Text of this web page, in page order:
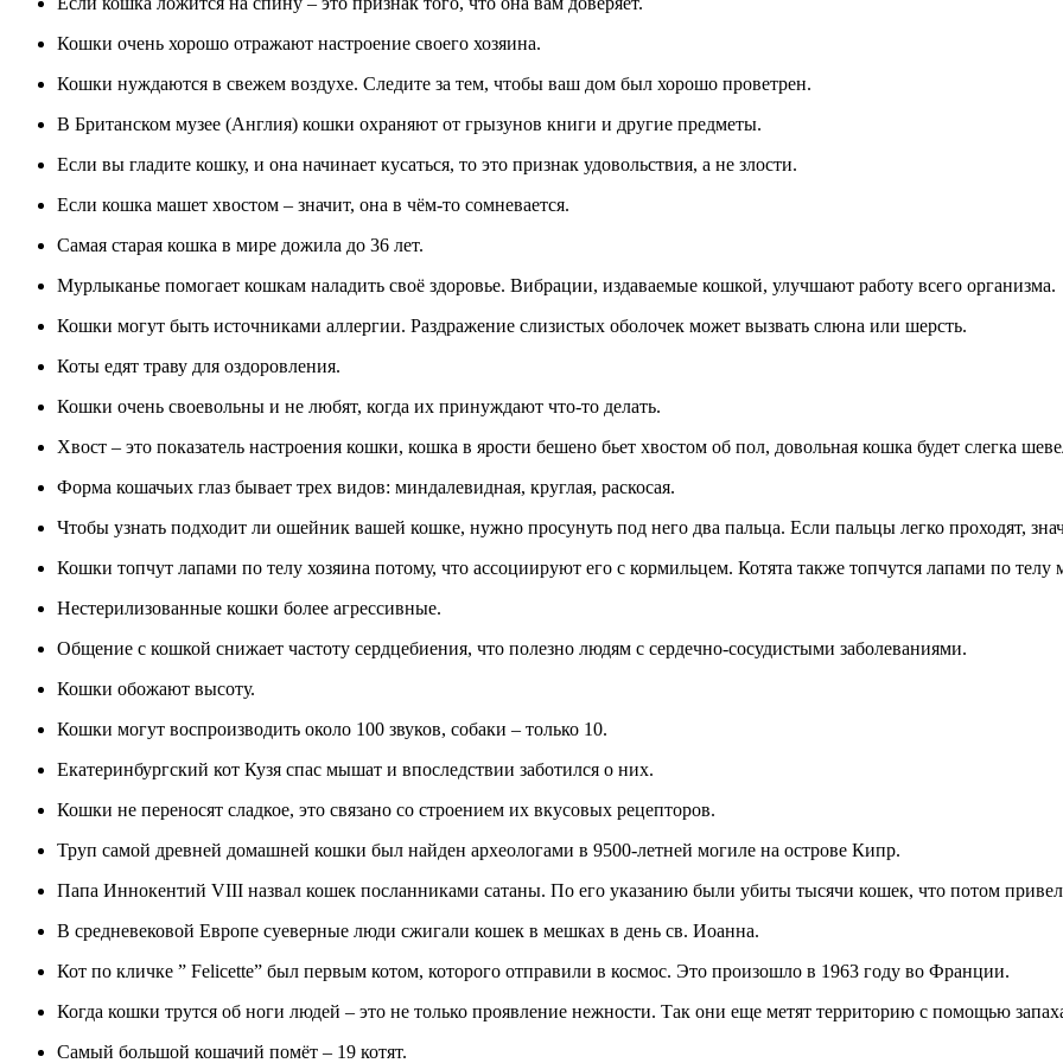
Кошки очень хорошо отражают настроение своего хозяина.
Кошки нуждаются в свежем воздухе. Следите за тем, чтобы ваш дом был хорошо проветрен.
В Британском музее (Англия) кошки охраняют от грызунов книги и другие предметы.
Если вы гладите кошку, и она начинает кусаться, то это признак удовольствия, а не злости.
Если кошка машет хвостом – значит, она в чём-то сомневается.
Самая старая кошка в мире дожила до 36 лет.
Мурлыканье помогает кошкам наладить своё здоровье. Вибрации, издаваемые кошкой, улучшают работу всего организма.
Кошки могут быть источниками аллергии. Раздражение слизистых оболочек может вызвать слюна или шерсть.
Коты едят траву для оздоровления.
Кошки очень своевольны и не любят, когда их принуждают что-то делать.
Хвост – это показатель настроения кошки, кошка в ярости бешено бьет хвостом об пол, довольная кошка будет слегка
Форма кошачьих глаз бывает трех видов: миндалевидная, круглая, раскосая.
Чтобы узнать подходит ли ошейник вашей кошке, нужно просунуть под него два пальца. Если пальцы легко проходят,
Кошки топчут лапами по телу хозяина потому, что ассоциируют его с кормильцем. Котята также топчутся лапами по телу
Нестерилизованные кошки более агрессивные.
Общение с кошкой снижает частоту сердцебиения, что полезно людям с сердечно-сосудистыми заболеваниями.
Кошки обожают высоту.
Кошки могут воспроизводить около 100 звуков, собаки – только 10.
Екатеринбургский кот Кузя спас мышат и впоследствии заботился о них.
Кошки не переносят сладкое, это связано со строением их вкусовых рецепторов.
Труп самой древней домашней кошки был найден археологами в 9500-летней могиле на острове Кипр.
Папа Иннокентий VIII назвал кошек посланниками сатаны. По его указанию были убиты тысячи кошек, что потом
В средневековой Европе суеверные люди сжигали кошек в мешках в день св. Иоанна.
Кот по кличке ” Felicette” был первым котом, которого отправили в космос. Это произошло в 1963 году во Франции.
Когда кошки трутся об ноги людей – это не только проявление нежности. Так они еще метят территорию с помощью
Самый большой кошачий помёт – 19 котят.